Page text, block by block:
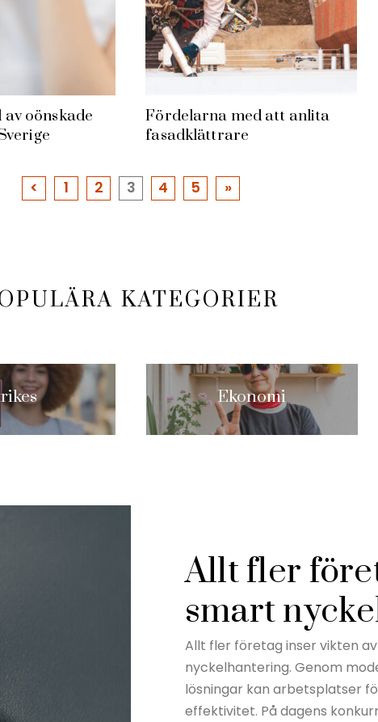
oönskade
Fördelarna med att anlita
fasadklättrare
< 1 2 3 4 5 »
KATEGORIER
Ekonomi
Allt fler
smart
Allt fler företag inser vikten
nyckelhantering. Genom
lösningar kan arbetsplatser
effektivitet. På dagens